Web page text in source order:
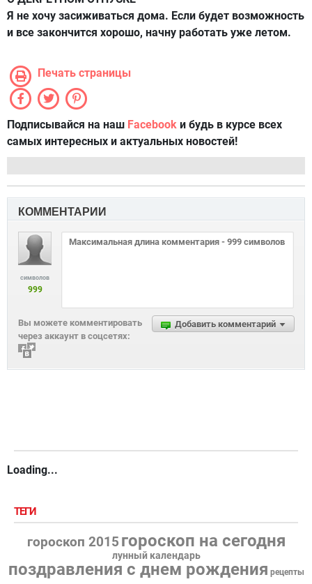
Я не хочу засиживаться дома. Если будет возможность
и все закончится хорошо, начну работать уже летом.
Печать страницы
Подписывайся на наш Facebook и будь в курсе всех
самых интересных и актуальных новостей!
КОММЕНТАРИИ
символов
999
Добавить комментарий
Вы можете комментировать
через аккаунт в соцсетях:
Loading...
ТЕГИ
гороскоп 2015 гороскоп на сегодня
лунный календарь
поздравления с днем рождения рецепты